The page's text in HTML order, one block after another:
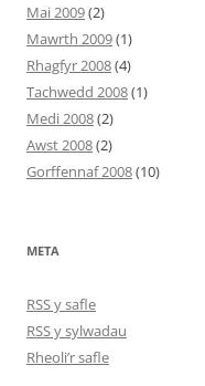
Mai 2009(2)
Mawrth 2009(1)
Rhagfyr 2008(4)
Tachwedd 2008(1)
Medi 2008(2)
Awst 2008(2)
Gorffennaf 2008(10)
META
RSS y safle
RSS y sylwadau
Rheoli’r safle